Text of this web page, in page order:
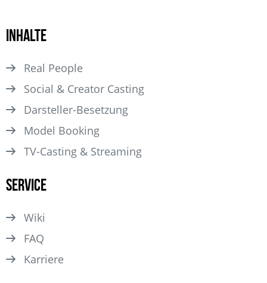
Inhalte
Real People
Social & Creator Casting
Darsteller­-Besetzung
Model Booking
TV-Casting & Streaming
Service
Wiki
FAQ
Karriere